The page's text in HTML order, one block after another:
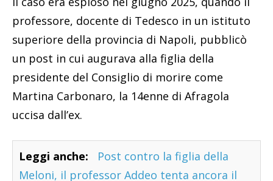
professore, docente di Tedesco in un istituto
superiore della provincia di Napoli, pubblicò
un post in cui augurava alla figlia della
presidente del Consiglio di morire come
Martina Carbonaro, la 14enne di Afragola
uccisa dall’ex.
Leggi anche:
Post contro la figlia della
Meloni, il professor Addeo tenta ancora il